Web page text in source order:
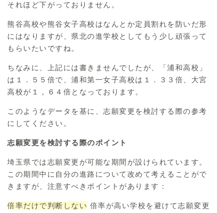
それほど下がっておりません。
熊谷高校や熊谷女子高校はなんとか定員割れを防いだ形
にはなりますが、県北の進学校としてもう少し頑張って
もらいたいですね。
ちなみに、上記には書きませんでしたが、「浦和高校」
は１．５５倍で、浦和第一女子高校は１．３３倍、大宮
高校が１，６４倍となっております。
このようなデータを基に、志願変更を検討する際の参考
にしてください。
志願変更を検討する際のポイント
埼玉県では志願変更が可能な期間が設けられています。
この期間中に自分の進路について改めて考えることがで
きますが、注意すべきポイントがあります：
倍率だけで判断しない 倍率が高い学校を避けて志願変更